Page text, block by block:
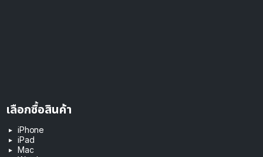
เลือกซื้อสินค้า
iPhone
iPad
Mac